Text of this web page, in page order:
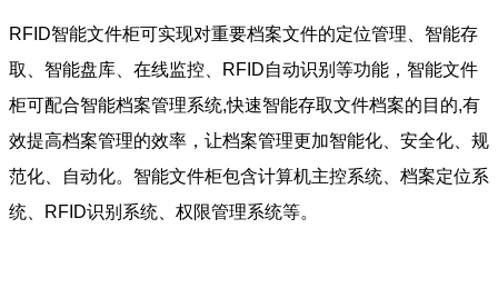
RFID智能文件柜可实现对重要档案文件的定位管理、智能存
取、智能盘库、在线监控、RFID自动识别等功能，智能文件
柜可配合智能档案管理系统,快速智能存取文件档案的目的,有
效提高档案管理的效率，让档案管理更加智能化、安全化、规
范化、自动化。智能文件柜包含计算机主控系统、档案定位系
统、RFID识别系统、权限管理系统等。